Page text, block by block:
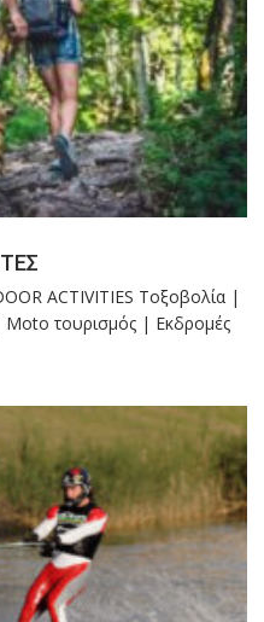
ACTIVITIES Τοξοβολία |
τουρισμός | Εκδρομές